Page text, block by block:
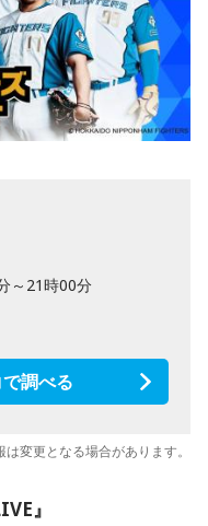
～21時00分
調べる
変更となる場合があります。
』